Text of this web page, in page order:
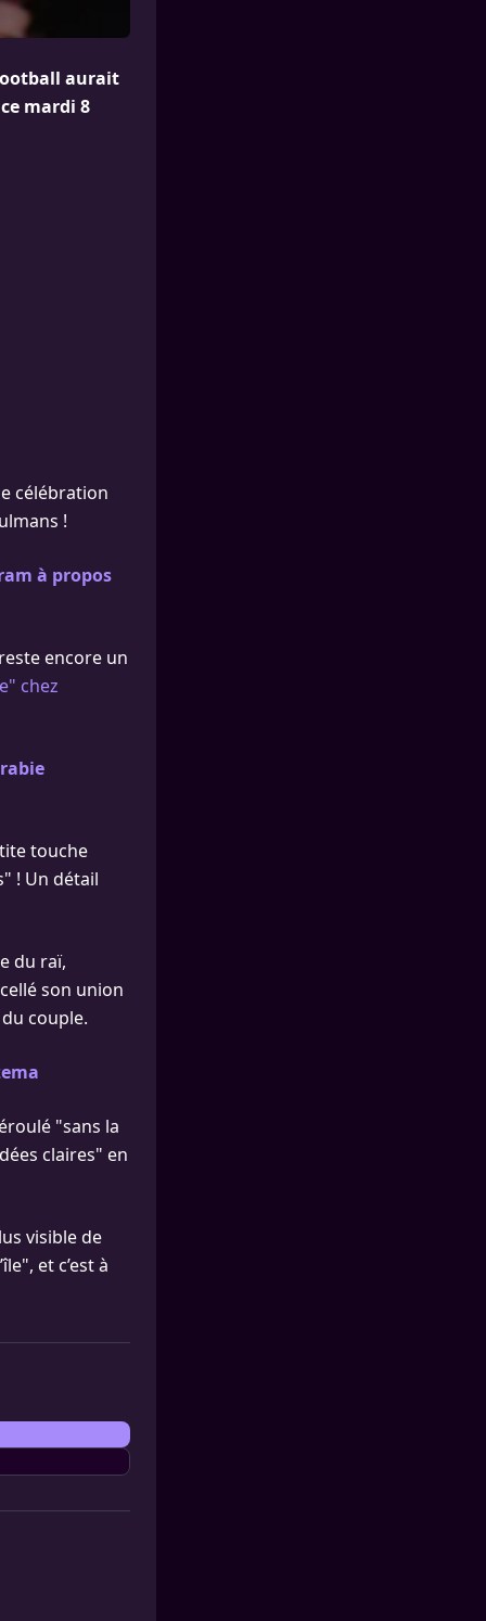
aurait
mardi 8
célébration
!
à propos
encore un
chez
touche
! Un détail
du raï,
son union
couple.
"sans la
claires" en
visible de
et c’est à